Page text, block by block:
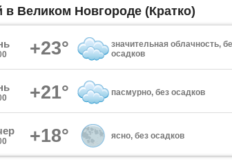
в Великом Новгороде (Кратко)
+23°
значительная облачность,
осадков
+21° пасмурно, без осадков
+18° ясно, без осадков